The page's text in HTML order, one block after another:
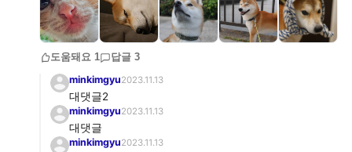
도움돼요 1 답글 3
minkimgyu2023.11.13
대댓글2
minkimgyu2023.11.13
대댓글
minkimgyu2023.11.13